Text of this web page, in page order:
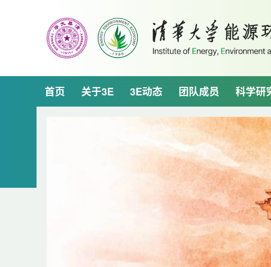
首页 关于3E 3E动态 团队成员 科学研